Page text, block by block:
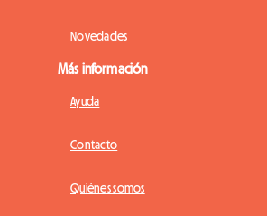
Novedades
Más información
Ayuda
Contacto
Quiénes somos